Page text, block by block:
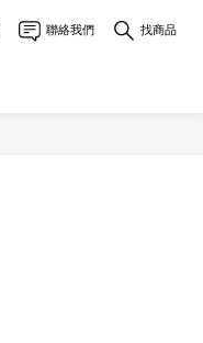
聯絡我們 找商品